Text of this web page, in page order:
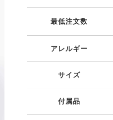
最低注文数
アレルギー
サイズ
付属品